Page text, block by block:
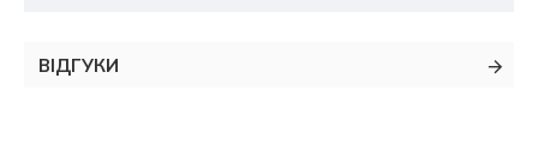
ВІДГУКИ